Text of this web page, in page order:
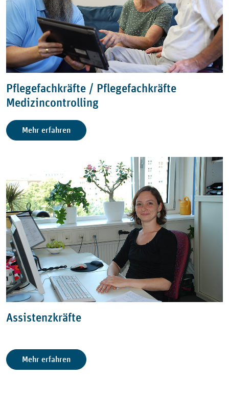
Pflegefachkräfte / Pflegefachkräfte
Medizincontrolling
Mehr erfahren
Assistenzkräfte
Mehr erfahren